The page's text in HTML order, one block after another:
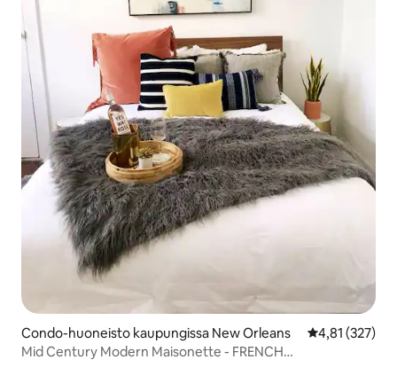
Condo-huoneisto kaupungissa New Orleans
4,81 (327)
Mid Century Modern Maisonette - FRENCH